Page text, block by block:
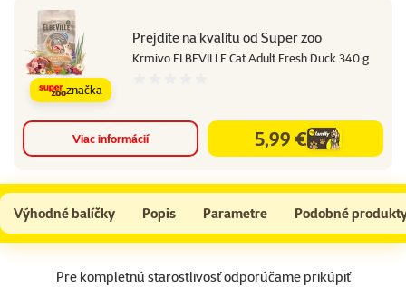
Prejdite na kvalitu od Super zoo
Krmivo ELBEVILLE Cat Adult Fresh Duck 340 g
značka
Viac informácií family cena
5,99 €
Applaws granuly kura a jahňa 400 g
Do košíka
Výhodné balíčky Popis Parametre Podobné
Na začiatok stránky
Pre kompletnú starostlivosť odporúčame prikúpiť